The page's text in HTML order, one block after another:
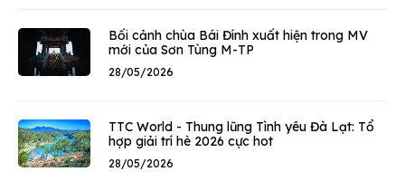
Bối cảnh chùa Bái Đính xuất hiện trong MV
mới của Sơn Tùng M-TP
28/05/2026
TTC World - Thung lũng Tình yêu Đà Lạt: Tổ
hợp giải trí hè 2026 cực hot
28/05/2026